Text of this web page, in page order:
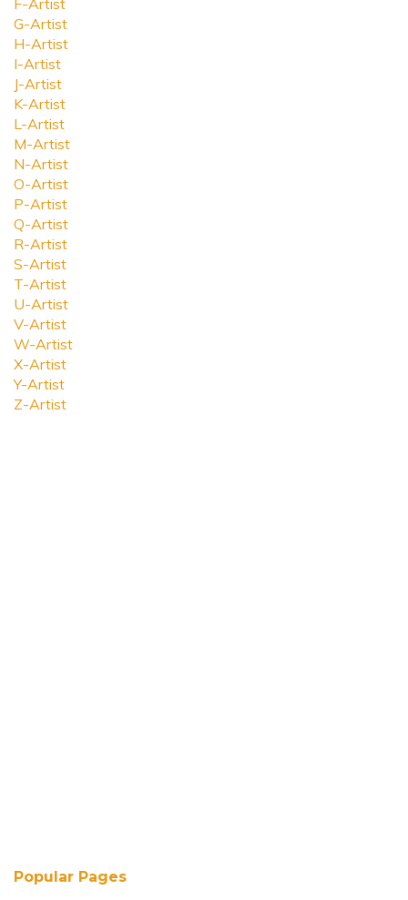
F-Artist
G-Artist
H-Artist
I-Artist
J-Artist
K-Artist
L-Artist
M-Artist
N-Artist
O-Artist
P-Artist
Q-Artist
R-Artist
S-Artist
T-Artist
U-Artist
V-Artist
W-Artist
X-Artist
Y-Artist
Z-Artist
Popular Pages